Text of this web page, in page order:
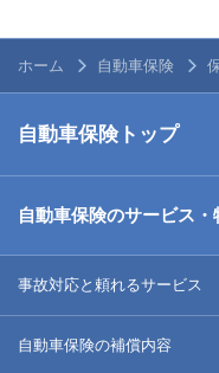
ホーム 自動車保険
自動車保険トップ
自動車保険のサービス・
事故対応と頼れるサービス
自動車保険の補償内容